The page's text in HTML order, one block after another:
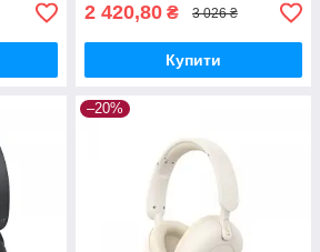
2 420,80 ₴ 3 026 ₴
Купити
–20%